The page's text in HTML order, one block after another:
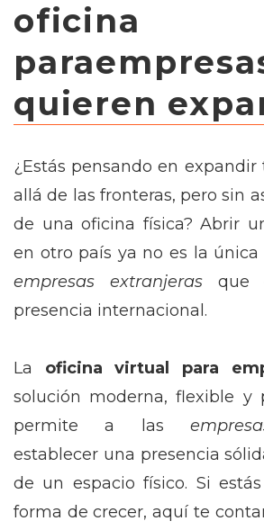
oficina
quieren
¿Estás pensando en
allá de las fronteras, pero sin
de una oficina física? Abrir
en otro país ya no es la única
empresas extranjerasque
presencia internacional.
La oficina virtual para
solución moderna, flexible y
permite a las
establecer una presencia
de un espacio físico. Si
forma de crecer, aquí te